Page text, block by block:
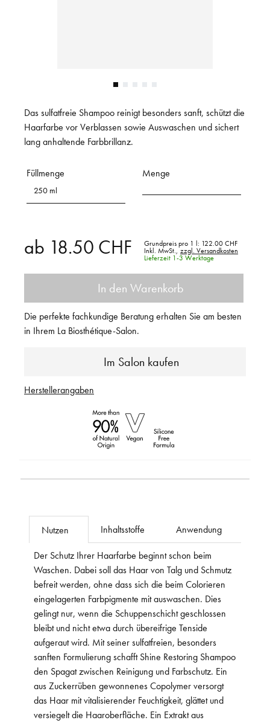
Das sulfatfreie Shampoo reinigt besonders sanft, schützt die
Haarfarbe vor Verblassen sowie Auswaschen und sichert
lang anhaltende Farbbrillanz.
Füllmenge
250 ml
Menge
ab 18.50 CHF Grundpreis pro 1 l: 122.00 CHF
Inkl. MwSt.,
zzgl. Versandkosten
Lieferzeit 1-3 Werktage
In den Warenkorb
Im Salon kaufen
Die perfekte fachkundige Beratung erhalten Sie am besten
in Ihrem La Biosthétique-Salon.
Herstellerangaben
Nutzen Inhaltsstoffe Anwendung
Der Schutz Ihrer Haarfarbe beginnt schon beim
Waschen. Dabei soll das Haar von Talg und Schmutz
befreit werden, ohne dass sich die beim Colorieren
eingelagerten Farbpigmente mit auswaschen. Dies
gelingt nur, wenn die Schuppenschicht geschlossen
bleibt und nicht etwa durch übereifrige Tenside
aufgeraut wird. Mit seiner sulfatfreien, besonders
sanften Formulierung schafft Shine Restoring Shampoo
den Spagat zwischen Reinigung und Farbschutz. Ein
aus Zuckerrüben gewonnenes Copolymer versorgt
das Haar mit vitalisierender Feuchtigkeit, glättet und
versiegelt die Haaroberfläche. Ein Extrakt aus